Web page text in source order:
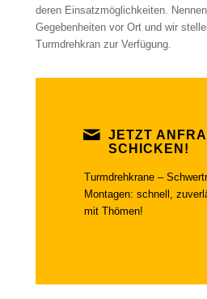
deren Einsatzmöglichkeiten.
Gegebenheiten vor Ort und wir
Turmdrehkran zur Verfügung.
JETZT
SCHICKEN!
Turmdrehkrane –
Montagen: schnell,
mit Thömen!